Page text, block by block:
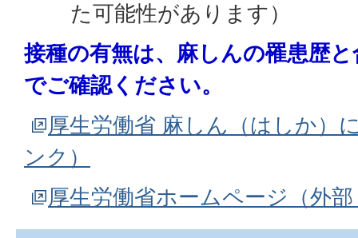
た可能性があります）
接種の有無は、麻しんの罹患歴
でご確認ください。
厚生労働省 麻しん（はしか）
ンク）
厚生労働省ホームページ（外